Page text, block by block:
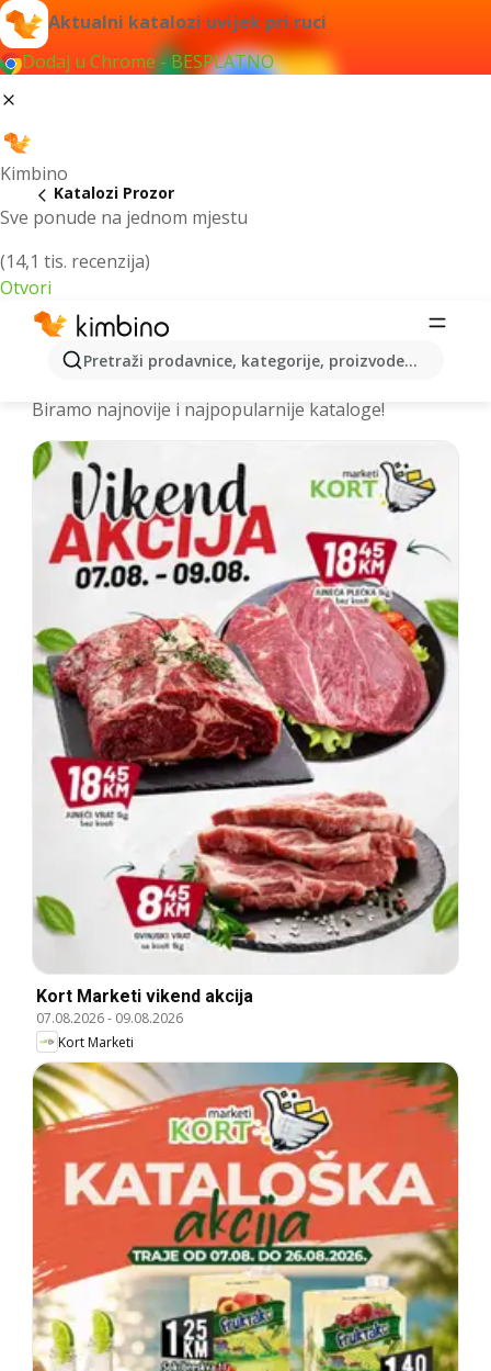
Aktualni katalozi uvijek pri ruci
Dodaj u Chrome - BESPLATNO
Kimbino
Sve ponude na jednom mjestu
(14,1 tis. recenzija)
Otvori
Pretraži prodavnice, kategorije, proizvode...
Katalozi Prozor
Izdvojili smo za vas najbolje akcije za
Biramo najnovije i najpopularnije kataloge!
Kort Marketi vikend akcija
07.08.2026- 09.08.2026
Kort Marketi